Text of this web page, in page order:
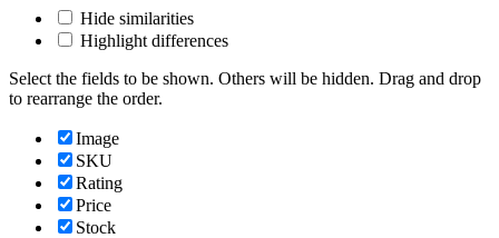
Hide similarities
Highlight differences
Select the fields to be shown. Others will be hidden. Drag and drop
to rearrange the order.
Image
SKU
Rating
Price
Stock